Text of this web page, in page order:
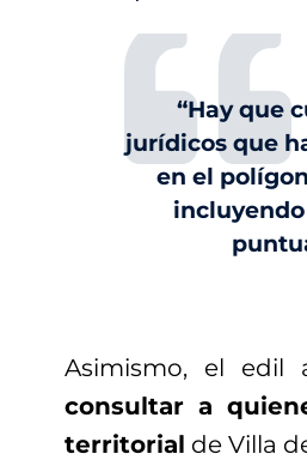
“Hay que
jurídicos que
en el
Asimismo, el edil
consultar a
territorial de Villa